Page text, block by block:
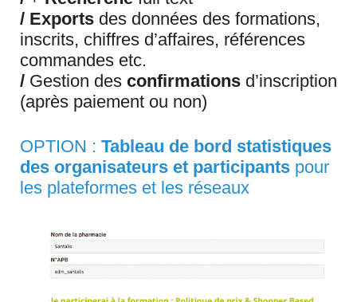
/ Exports des données des formations,
inscrits, chiffres d’affaires, références
commandes etc.
/ Gestion des confirmations d’inscription
(après paiement ou non)
OPTION : Tableau de bord statistiques
des organisateurs et participants pour
les plateformes et les réseaux